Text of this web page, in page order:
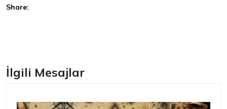
Share:
İlgili Mesajlar